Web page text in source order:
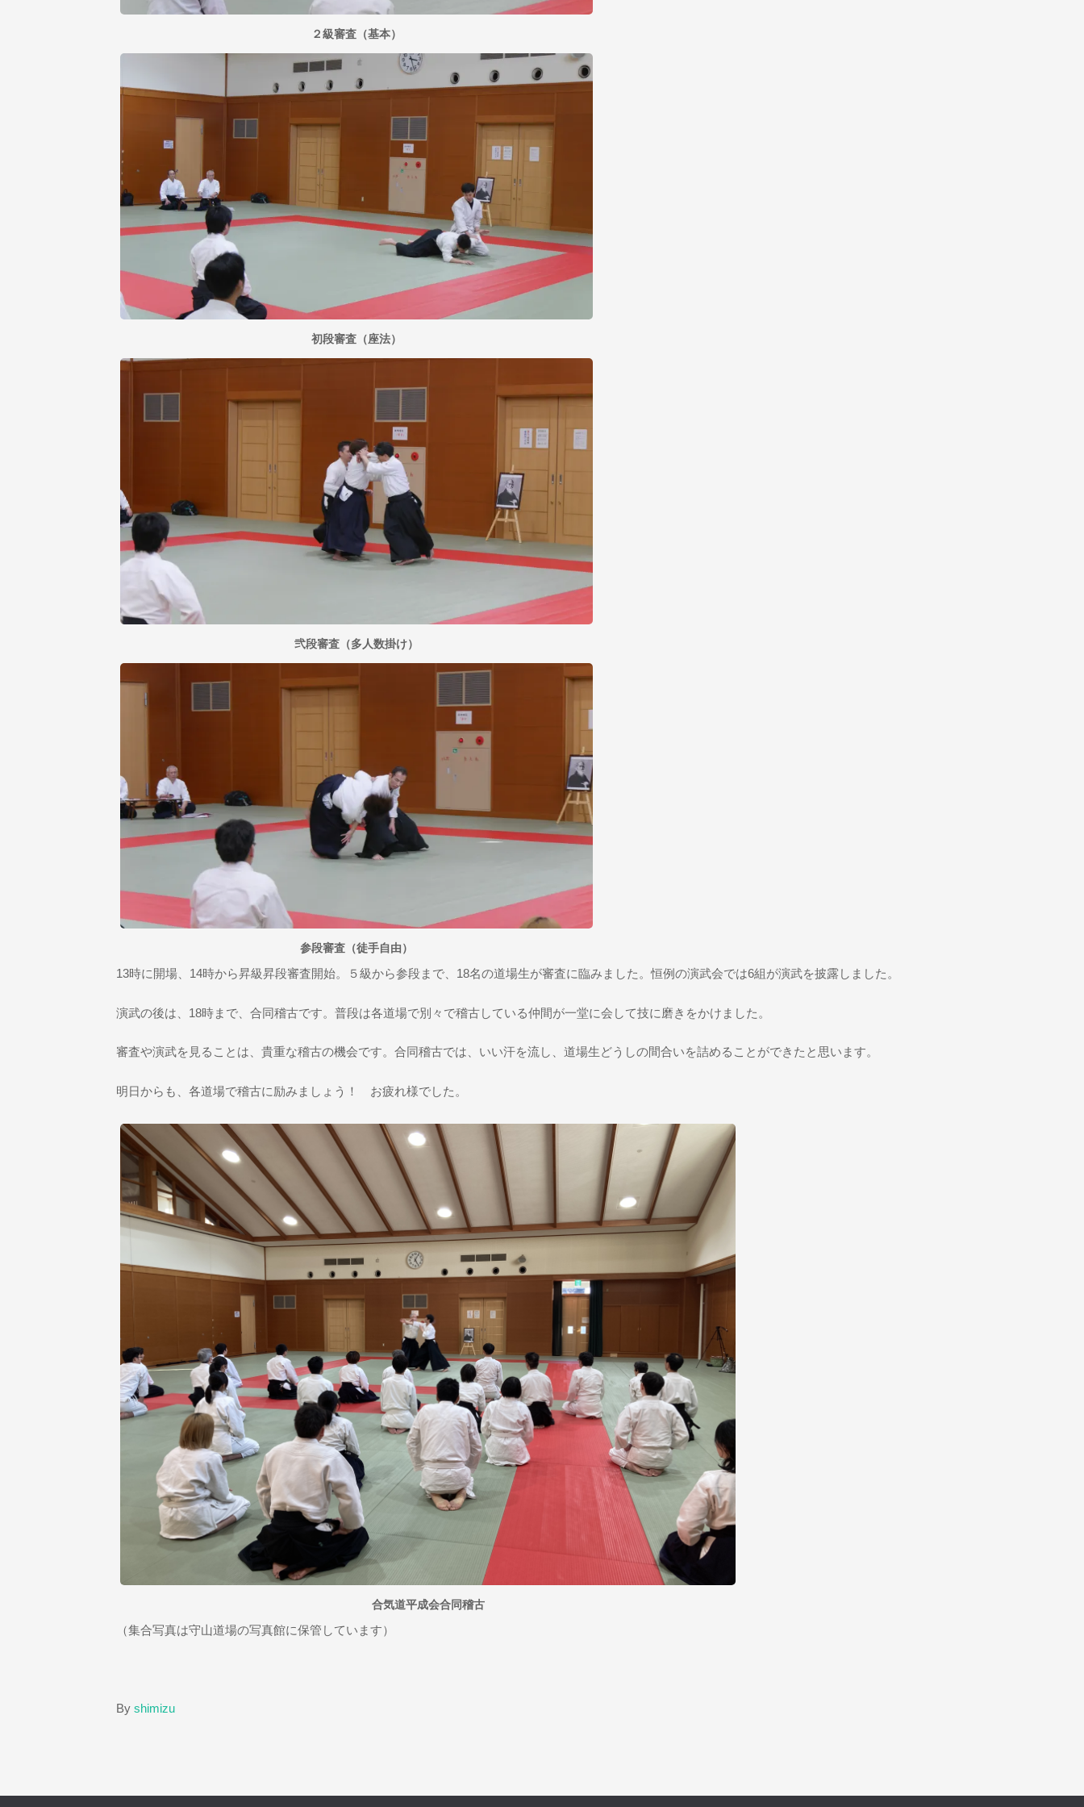
２級審査（基本）
初段審査（座法）
弐段審査（多人数掛け）
参段審査（徒手自由）
13時に開場、14時から昇級昇段審査開始。５級から参段まで、18名の道場生が審査に臨みました。恒例の演武会では6組が演武を披露しました。
演武の後は、18時まで、合同稽古です。普段は各道場で別々で稽古している仲間が一堂に会して技に磨きをかけました。
審査や演武を見ることは、貴重な稽古の機会です。合同稽古では、いい汗を流し、道場生どうしの間合いを詰めることができたと思います。
明日からも、各道場で稽古に励みましょう！ お疲れ様でした。
合気道平成会合同稽古
（集合写真は守山道場の写真館に保管しています）
By shimizu